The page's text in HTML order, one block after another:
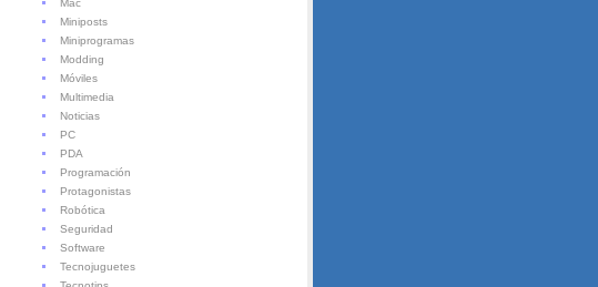
Mac
Miniposts
Miniprogramas
Modding
Móviles
Multimedia
Noticias
PC
PDA
Programación
Protagonistas
Robótica
Seguridad
Software
Tecnojuguetes